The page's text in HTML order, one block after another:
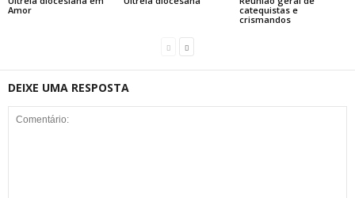
Amor
catequistas e
crismandos
DEIXE UMA RESPOSTA